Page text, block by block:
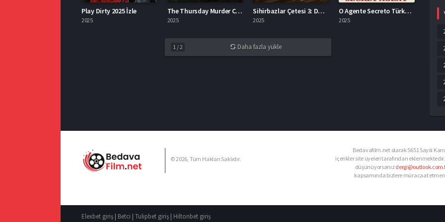
Play Dirty 2025 İzle
2025
The Thursday Murder Club İzle 2025
2025
Sihirbazlar Çetesi 3: Daha Bir Şey Görmediniz Full İzle
2025
O Agente Secreto Türkçe Dublaj İzle
2025
1 /2 Daha fazla yükle
© 2026, Tüm Hakları Saklıdır.
Bedavafilm.net olarak 5651 Sayılı
içerikler site üyeleri tarafından
düşünüyorsanız
kapsamında bizlere müracaat
Elexbet giriş | Betci | Tulipbet giriş | Hiltonbet giriş